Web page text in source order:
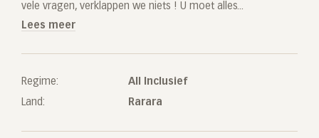
vele vragen, verklappen we niets ! U moet alles...
Lees meer
Regime: All Inclusief
Land: Rarara